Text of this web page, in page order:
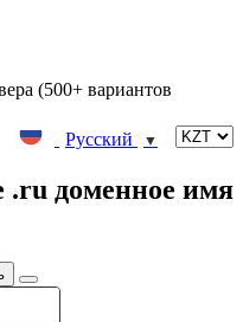
(500+ вариантов
Русский
▼
.ru доменное имя